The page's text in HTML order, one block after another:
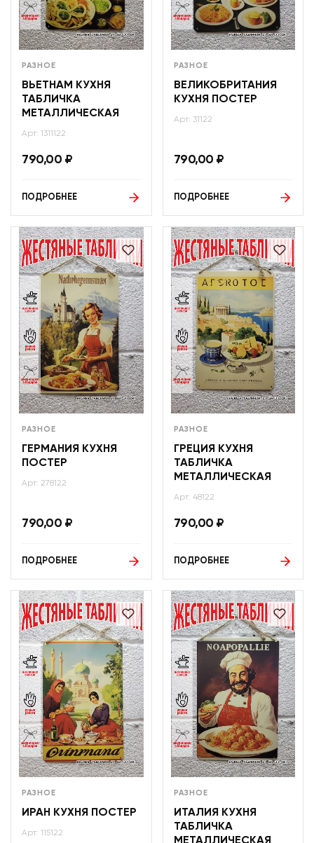
РАЗНОЕ
ВЬЕТНАМ КУХНЯ
ТАБЛИЧКА
МЕТАЛЛИЧЕСКАЯ
Арт: 1311122
790,00 ₽
ПОДРОБНЕЕ
РАЗНОЕ
ВЕЛИКОБРИТАНИЯ
КУХНЯ ПОСТЕР
Арт: 31122
790,00 ₽
ПОДРОБНЕЕ
РАЗНОЕ
ГЕРМАНИЯ КУХНЯ
ПОСТЕР
Арт: 278122
790,00 ₽
ПОДРОБНЕЕ
РАЗНОЕ
ГРЕЦИЯ КУХНЯ
ТАБЛИЧКА
МЕТАЛЛИЧЕСКАЯ
Арт: 48122
790,00 ₽
ПОДРОБНЕЕ
РАЗНОЕ
ИРАН КУХНЯ ПОСТЕР
Арт: 115122
РАЗНОЕ
ИТАЛИЯ КУХНЯ
ТАБЛИЧКА
МЕТАЛЛИЧЕСКАЯ